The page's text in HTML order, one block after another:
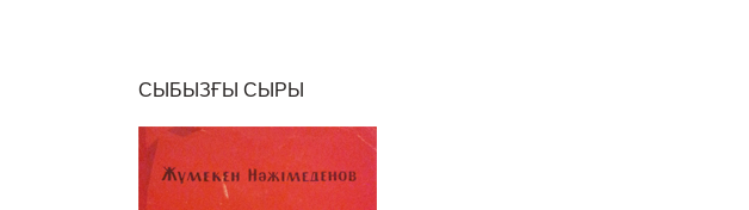
СЫБЫЗҒЫ СЫРЫ